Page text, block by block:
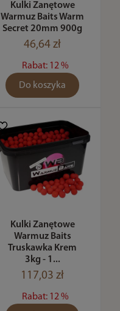
Kulki Zanętowe
Warmuz Baits Warm
Secret 20mm 900g
46,64 zł
Rabat: 12 %
Do koszyka
Kulki Zanętowe
Warmuz Baits
Truskawka Krem
3kg - 1...
117,03 zł
Rabat: 12 %